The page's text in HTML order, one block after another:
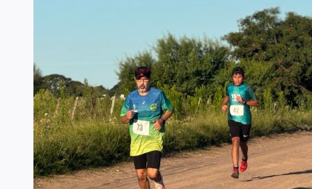
aniversario